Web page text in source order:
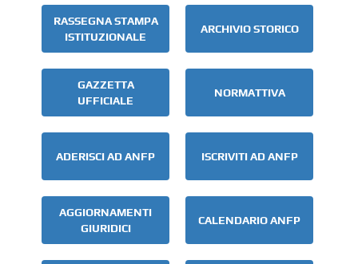
RASSEGNA STAMPA
ISTITUZIONALE
ARCHIVIO STORICO
GAZZETTA
UFFICIALE
NORMATTIVA
ADERISCI AD ANFP ISCRIVITI AD ANFP
AGGIORNAMENTI
GIURIDICI
CALENDARIO ANFP